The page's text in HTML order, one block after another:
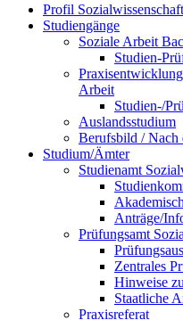
Profil
Studiengänge
Soziale Arbeit
Studien-
Arbeit
Studien-/
Auslandsstudium
Berufsbild / Nach
Studium/Ämter
Studienamt
Anträge/
Prüfungsamt
Zentrales
Hinweise
Staatliche
Praxisreferat